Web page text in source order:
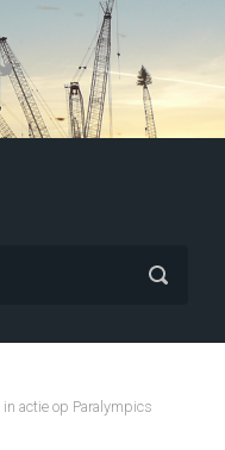
actie op Paralympics